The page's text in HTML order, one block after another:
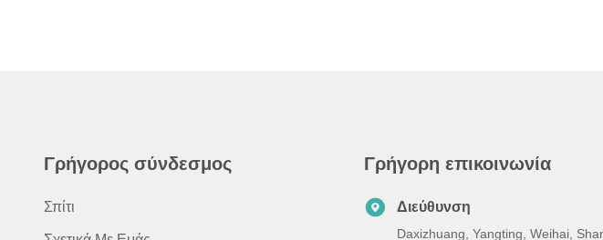
Γρήγορος σύνδεσμος
Σπίτι
Γρήγορη επικοινωνία
Διεύθυνση
Daxizhuang, Yangting, Weihai,